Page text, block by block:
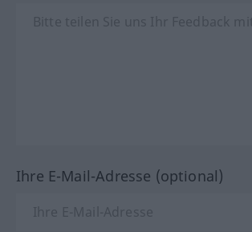
Ihre E-Mail-Adresse (optional)